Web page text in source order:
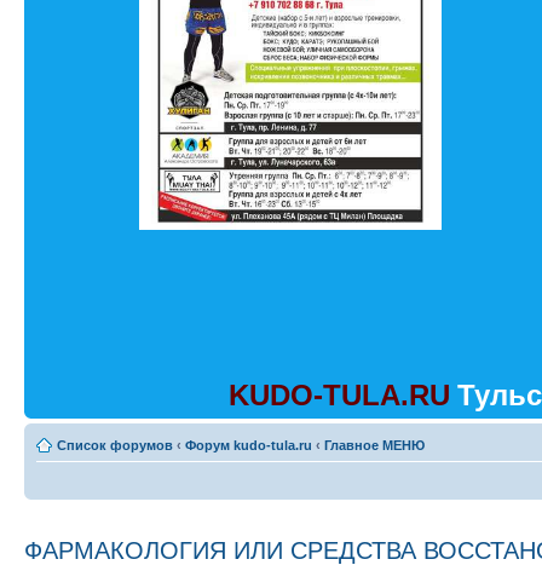
KUDO-TULA.RU
Список форумов ‹ Форум kudo-tula.ru ‹ Главное МЕНЮ
ФАРМАКОЛОГИЯ ИЛИ СРЕДСТВА